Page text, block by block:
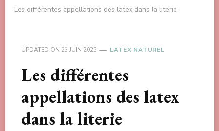
Les différentes appellations des latex dans la literie
UPDATED ON 23 JUIN 2025 LATEX NATUREL
Les différentes
appellations des latex
dans la literie